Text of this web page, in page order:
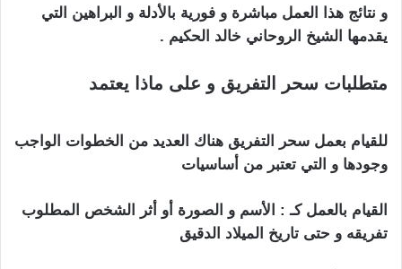
و نتائج هذا العمل مباشرة و فورية بالأدلة و البراهين التي
يقدمها الشيخ الروحاني خالد الحكيم .
متطلبات سحر التفريق و على ماذا يعتمد
للقيام بعمل سحر التفريق هناك العديد من الخطوات الواجب
وجودها و التي تعتبر من أساسيات
القيام بالعمل كـ : الأسم و الصورة أو أثر الشخص المطلوب
تفريقه و حتى تاريخ الميلاد الدقيق